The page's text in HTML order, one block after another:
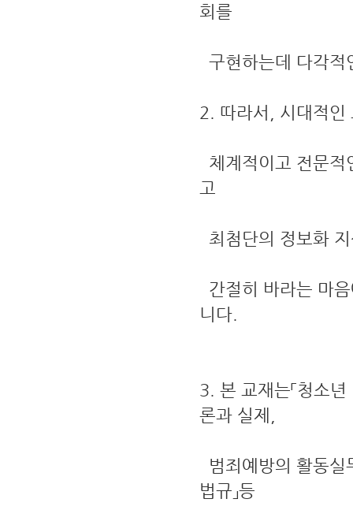
회를
구현하는데 다각
2. 따라서, 시대적인
체계적이고 전문
고
최첨단의 정보화
간절히 바라는 마
니다.
3. 본 교재는「청소
론과 실제,
범죄예방의 활동
법규」등